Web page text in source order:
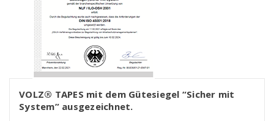
VOLZ® TAPES mit dem Gütesiegel “Sicher mit
System” ausgezeichnet.